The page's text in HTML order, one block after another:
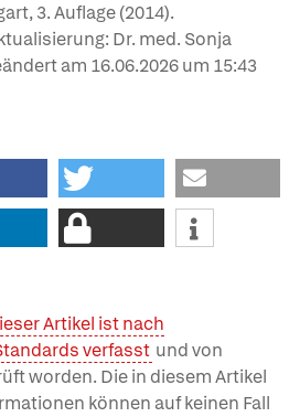
3. Auflage (2014).
Dr. med. Sonja
am 16.06.2026um 15:43
Artikel ist nach
verfasst und von
worden. Die in diesem Artikel
können auf keinen Fall